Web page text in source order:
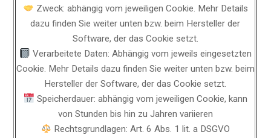
Zweck: abhängig vom jeweiligen Cookie. Mehr Details
dazu finden Sie weiter unten bzw. beim Hersteller der
Software, der das Cookie setzt.
Verarbeitete Daten: Abhängig vom jeweils eingesetzten
Cookie. Mehr Details dazu finden Sie weiter unten bzw. beim
Hersteller der Software, der das Cookie setzt.
Speicherdauer: abhängig vom jeweiligen Cookie, kann
von Stunden bis hin zu Jahren variieren
Rechtsgrundlagen: Art. 6 Abs. 1 lit. a DSGVO